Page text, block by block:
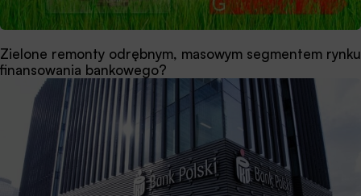
Zielone remonty odrębnym, masowym segmentem rynku
finansowania bankowego?